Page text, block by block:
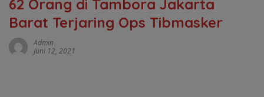
62 Orang di Tambora Jakarta
Barat Terjaring Ops Tibmasker
Admin
Juni 12, 2021